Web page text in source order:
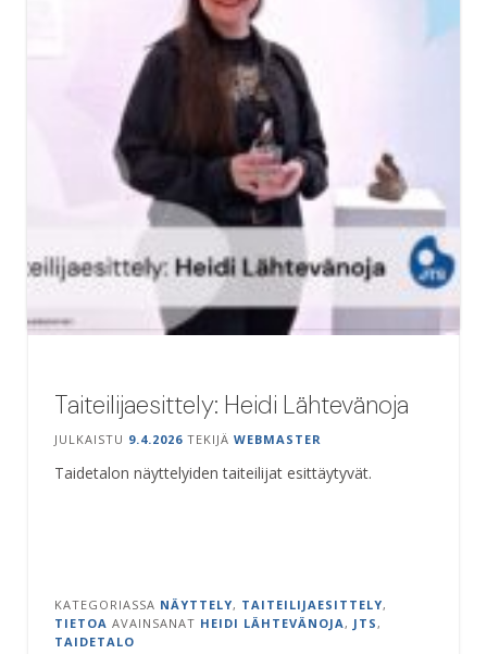
Taiteilijaesittely: Heidi Lähtevänoja
JULKAISTU 9.4.2026 TEKIJÄ WEBMASTER
Taidetalon näyttelyiden taiteilijat esittäytyvät.
KATEGORIASSA NÄYTTELY, TAITEILIJAESITTELY,
TIETOA AVAINSANAT HEIDI LÄHTEVÄNOJA , JTS ,
TAIDETALO